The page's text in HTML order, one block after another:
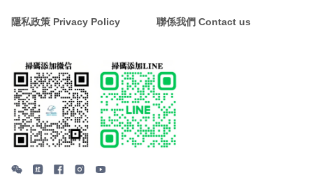
隱私政策 Privacy Policy 聯係我們 Contact us